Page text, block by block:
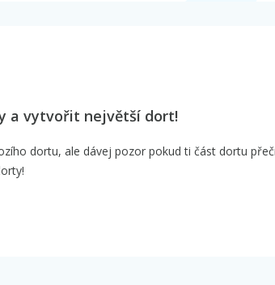
a vytvořit největší dort!
dortu, ale dávej pozor pokud ti část dortu